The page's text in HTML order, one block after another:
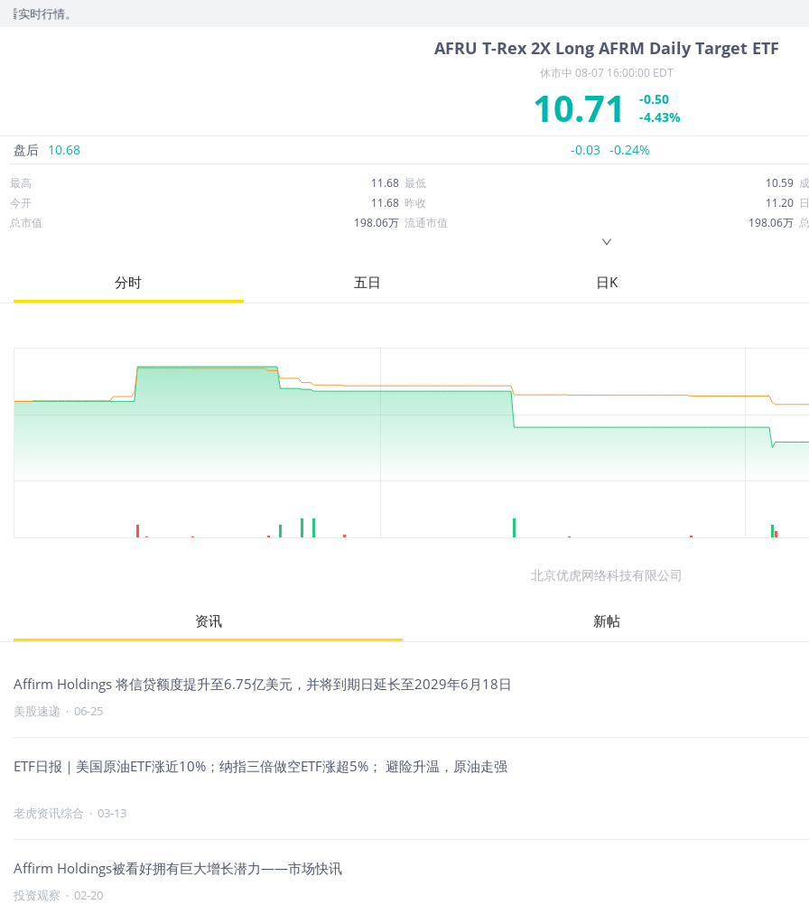
行情。
AFRU T-Rex 2X Long AFRM Daily Target ETF
休市中 08-07 16:00:00 EDT
10.71
-0.50
-4.43%
盘后 10.68 -0.03 -0.24%
最高 11.68 最低 10.59
今开
11.68 昨收 11.20
总市值
198.06万 流通市值 198.06万
26.69
股息
分时 五日 日K
北京优虎网络科技有限公司
资讯 新帖
Affirm Holdings 将信贷额度提升至6.75亿美元，并将到期日延长至2029年6月18日
美股速递 · 06-25
ETF日报｜美国原油ETF涨近10%；纳指三倍做空ETF涨超5%； 避险升温，原油走强
老虎资讯综合 · 03-13
Affirm Holdings被看好拥有巨大增长潜力——市场快讯
投资观察 · 02-20